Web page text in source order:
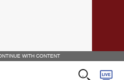
WITH CONTENT